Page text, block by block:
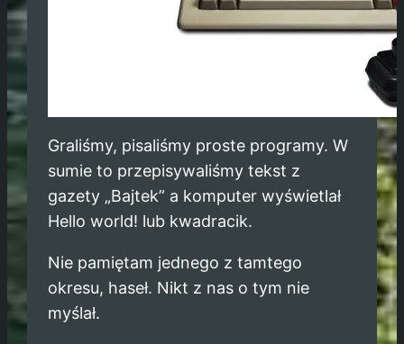
Graliśmy, pisaliśmy proste programy. W
sumie to przepisywaliśmy tekst z
gazety „Bajtek” a komputer wyświetlał
Hello world! lub kwadracik.
Nie pamiętam jednego z tamtego
okresu, haseł. Nikt z nas o tym nie
myślał.